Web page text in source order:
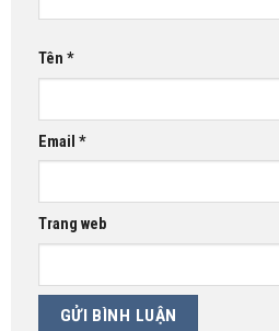
Tên *
Email *
Trang web